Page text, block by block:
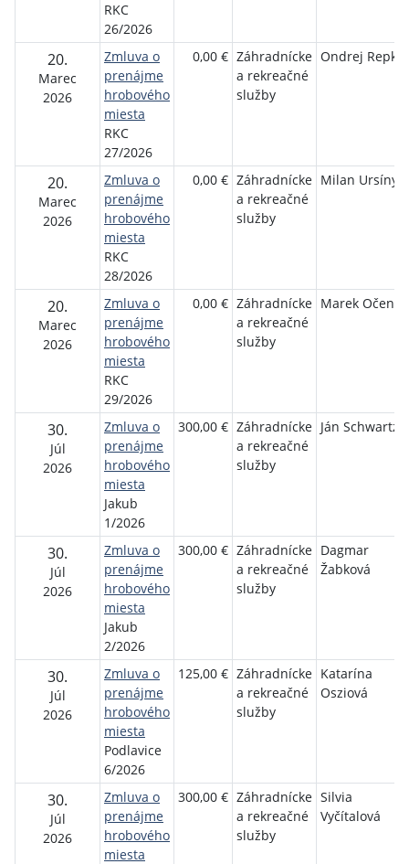
RKC
26/2026
20.
Marec
2026
Zmluva o
prenájme
hrobového
miesta
RKC
27/2026
0,00 € Záhradnícke
a rekreačné
služby
Ondrej Repka
20.
Marec
2026
Zmluva o
prenájme
hrobového
miesta
RKC
28/2026
0,00 € Záhradnícke
a rekreačné
služby
Milan Ursíny
20.
Marec
2026
Zmluva o
prenájme
hrobového
miesta
RKC
29/2026
0,00 € Záhradnícke
a rekreačné
služby
Marek Očenáš
30.
Júl
2026
Zmluva o
prenájme
hrobového
miesta
Jakub
1/2026
300,00 € Záhradnícke
a rekreačné
služby
Ján Schwartz
30.
Júl
2026
Zmluva o
prenájme
hrobového
miesta
Jakub
2/2026
300,00 € Záhradnícke
a rekreačné
služby
Dagmar
Žabková
30.
Júl
2026
Zmluva o
prenájme
hrobového
miesta
Podlavice
6/2026
125,00 € Záhradnícke
a rekreačné
služby
Katarína
Osziová
30.
Júl
2026
Zmluva o
prenájme
hrobového
miesta
300,00 € Záhradnícke
a rekreačné
služby
Silvia
Vyčítalová